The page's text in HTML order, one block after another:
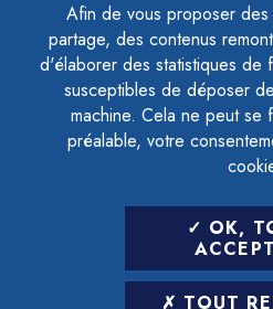
Afin de vous proposer
partage, des contenus
d'élaborer des statistiques de
susceptibles de déposer
machine. Cela ne peut se
préalable, votre
OK,
TOUT
ACCESSIBILITÉ -
PLAN DU
MENTIONS
CONTACTER LE DÉLÉGUÉ À LA
GESTION DES
LETTRE
SAISIR VOTRE
POUR VOUS